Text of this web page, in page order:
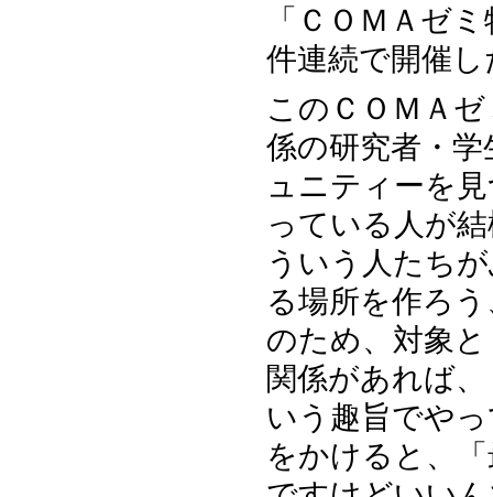
「ＣＯＭＡゼ
件連続で開催
このＣＯＭＡ
係の研究者・
ュニティーを
っている人が
ういう人たち
る場所を作ろ
のため、対象
関係があれば
いう趣旨でや
をかけると、